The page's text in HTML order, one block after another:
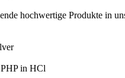
hochwertige Produkte in
in HCl